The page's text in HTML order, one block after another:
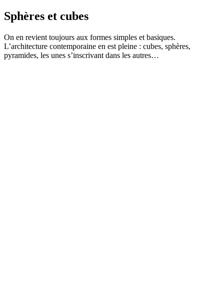
Sphères et cubes
On en revient toujours aux formes simples et basiques.
L’architecture contemporaine en est pleine : cubes, sphères,
pyramides, les unes s’inscrivant dans les autres…